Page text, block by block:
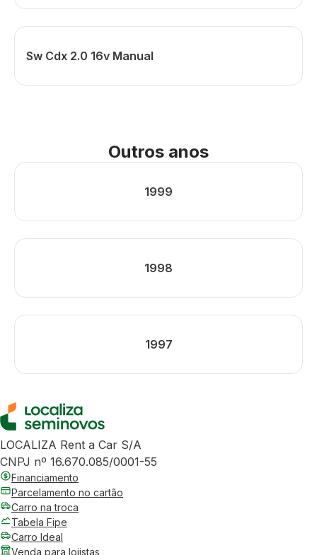
Sw Cdx 2.0 16v Manual
Outros anos
1999
1998
1997
LOCALIZA Rent a Car S/A
CNPJ nº 16.670.085/0001-55
Financiamento
Parcelamento no cartão
Carro na troca
Tabela Fipe
Carro Ideal
Venda para lojistas